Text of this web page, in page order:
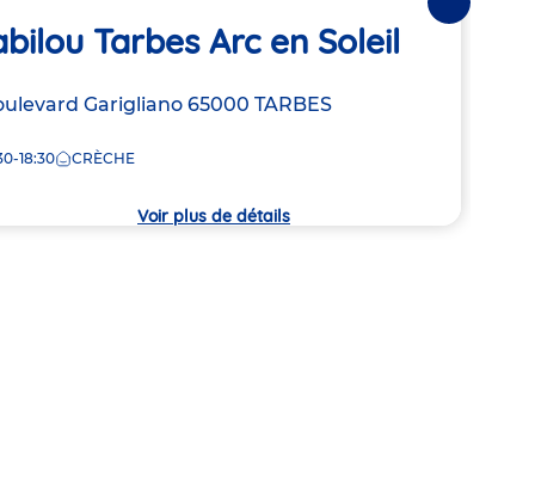
Tarbes Arc en Soleil
Garigliano 65000 TARBES
18:30 CRÈCHE
Voir plus de détails
Suivantes